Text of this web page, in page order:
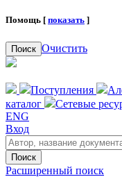
Помощь [ показать ]
Поиск Очистить
Поступления
каталог
Сетевые
ENG
Вход
Поиск
Расширенный поиск